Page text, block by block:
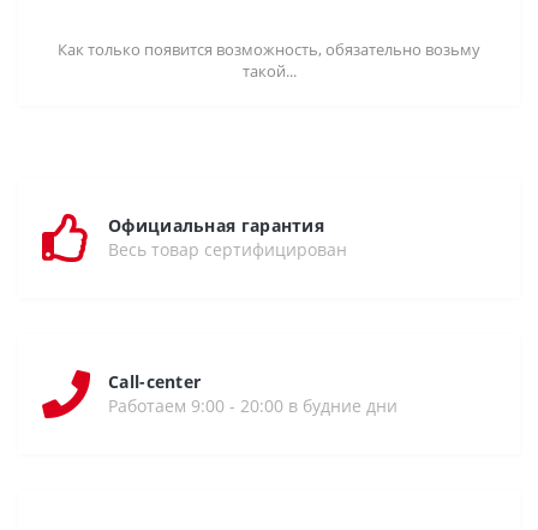
Как только появится возможность, обязательно возьму
такой...
Официальная гарантия
Весь товар сертифицирован
Call-center
Работаем 9:00 - 20:00 в будние дни